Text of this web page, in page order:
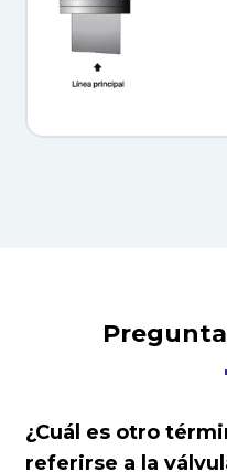
¿Cuál es otro
referirse a la